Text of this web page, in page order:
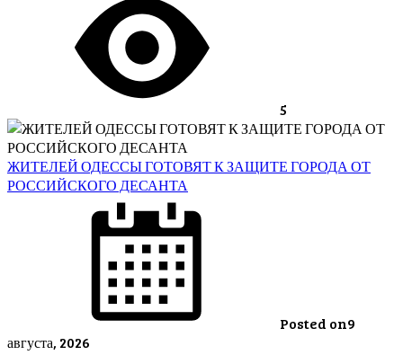
5
ЖИТЕЛЕЙ ОДЕССЫ ГОТОВЯТ К ЗАЩИТЕ ГОРОДА ОТ
РОССИЙСКОГО ДЕСАНТА
Posted on9
августа, 2026